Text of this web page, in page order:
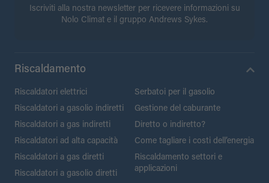
Iscriviti alla nostra newsletter per ricevere informazioni su
Nolo Climat e il gruppo Andrews Sykes.
Riscaldamento
Riscaldatori elettrici
Riscaldatori a gasolio indiretti
Riscaldatori a gas indiretti
Riscaldatori ad alta capacità
Riscaldatori a gas diretti
Riscaldatori a gasolio diretti
Serbatoi per il gasolio
Gestione del caburante
Diretto o indiretto?
Come tagliare i costi dell’energia
Riscaldamento settori e
applicazioni